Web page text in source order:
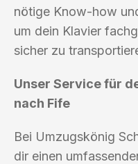
nötige Know-how
um dein Klavier
sicher zu
Unser Service für
nach Fife
Bei Umzugskönig
dir einen